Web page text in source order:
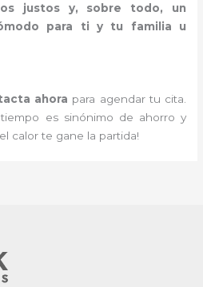
justos y, sobre todo, un
para ti y tu familia u
ahora para agendar tu cita.
es sinónimo de ahorro y
calor te gane la partida!